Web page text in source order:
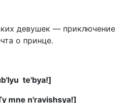
девушек — приключение
о принце.
te'bya!]
mne n'ravishsya!]